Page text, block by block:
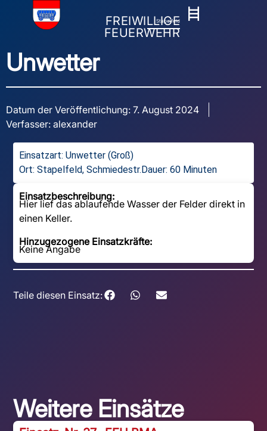
FREIWILLIGE
FEUERWEHR
Stapelfeld
Unwetter
Datum der Veröffentlichung: 7. August 2024
Verfasser: alexander
Einsatzart: Unwetter (Groß)
Ort: Stapelfeld, Schmiedestr.Dauer: 60 Minuten
Einsatzbeschreibung:
Hier lief das ablaufende Wasser der Felder direkt in
einen Keller.
Hinzugezogene Einsatzkräfte:
Keine Angabe
Teile diesen Einsatz:
Weitere Einsätze